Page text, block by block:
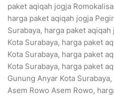
paket aqiqah jogja
harga paket aqiqah jogja
Surabaya, harga paket
Kota Surabaya, harga paket
Kota Surabaya, harga paket
Kota Surabaya, harga paket
Gunung Anyar Kota
Asem Rowo Asem Rowo,